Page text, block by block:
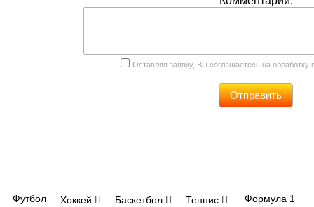
Оставляя заявку, Вы соглашаетесь на обработку
Отправить
Футбол Хоккей Баскетбол Теннис Формула 1